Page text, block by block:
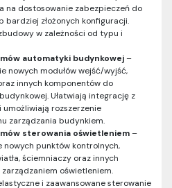
na dostosowanie zabezpieczeń do
bardziej złożonych konfiguracji.
w zależności od typu i
automatyki budynkowej–
nowych modułów wejść/wyjść,
innych komponentów do
Ułatwiają integrację z
rozszerzenie
zarządzania budynkiem.
sterowania oświetleniem–
nowych punktów kontrolnych,
ściemniaczy oraz innych
oświetleniem.
i zaawansowane sterowanie